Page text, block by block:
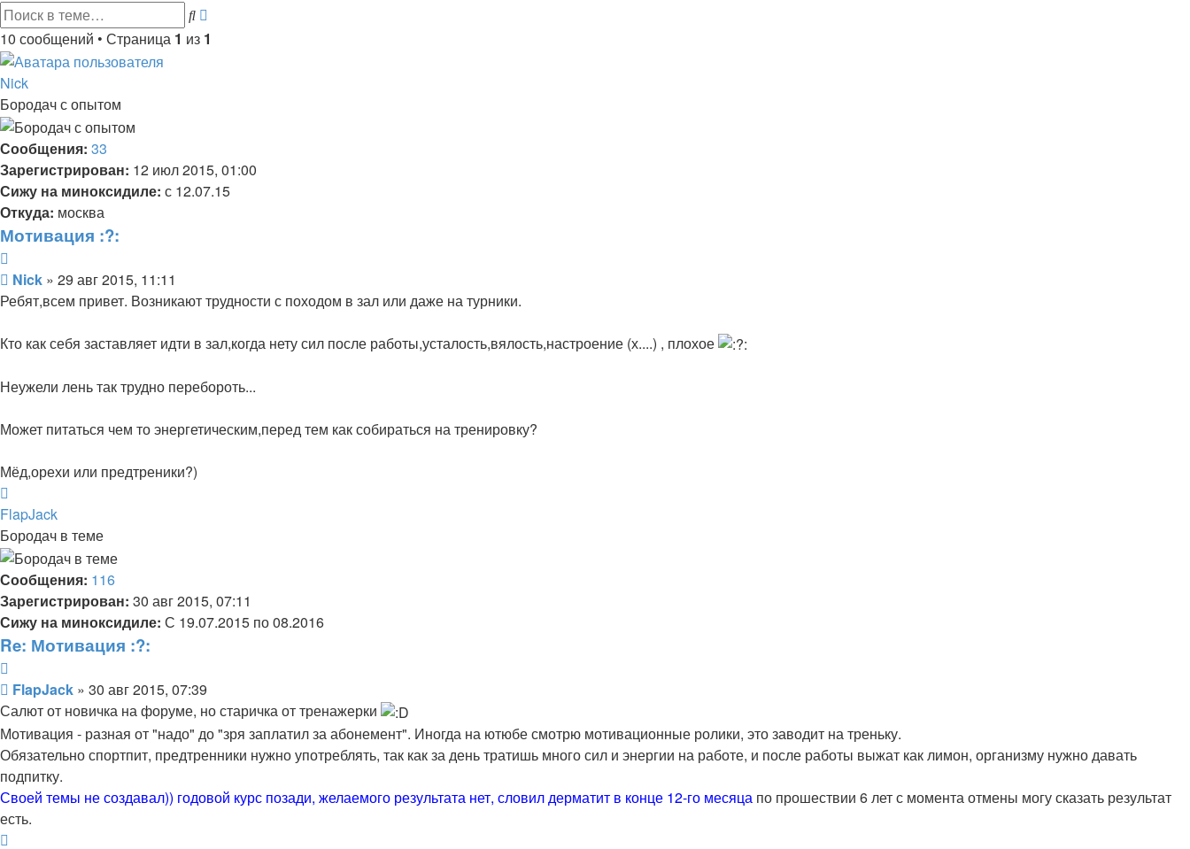
Поиск
поиск
10 сообщений • Страница 1 из 1
Nick
Бородач с опытом
Сообщения: 33
Зарегистрирован: 12 июл 2015, 01:00
Сижу на миноксидиле: с 12.07.15
Откуда: москва
Мотивация :?:
Сообщение
Nick » 29 авг 2015, 11:11
Ребят,всем привет. Возникают трудности с походом в зал или даже на турники.
Кто как себя заставляет идти в зал,когда нету сил после работы,усталость,вялость,настроение (х....) , плохое
Неужели лень так трудно перебороть...
Может питаться чем то энергетическим,перед тем как собираться на тренировку?
Мёд,орехи или предтреники?)
к
началу
FlapJack
Бородач в теме
Сообщения: 116
Зарегистрирован: 30 авг 2015, 07:11
Сижу на миноксидиле: С 19.07.2015 по 08.2016
Re: Мотивация :?:
Сообщение
FlapJack » 30 авг 2015, 07:39
Салют от новичка на форуме, но старичка от тренажерки
Мотивация - разная от "надо" до "зря заплатил за абонемент". Иногда на ютюбе смотрю мотивационные ролики, это заводит на треньку.
Обязательно спортпит, предтренники нужно употреблять, так как за день тратишь много сил и энергии на работе, и после работы выжат как лимон, организму нужно давать
подпитку.
Своей темы не создавал)) годовой курс позади, желаемого результата нет, словил дерматит в конце 12-го месяца по прошествии 6 лет с момента отмены могу сказать результат
есть.